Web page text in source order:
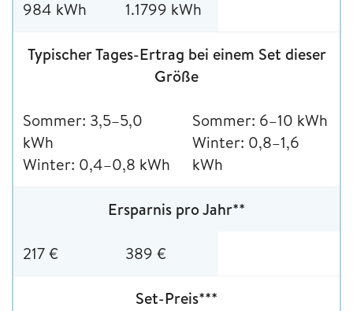
984 kWh 1.1799 kWh
Typischer Tages-Ertrag bei einem Set dieser
Größe
Sommer: 3,5–5,0
kWh
Winter: 0,4–0,8 kWh
Sommer: 6–10 kWh
Winter: 0,8–1,6
kWh
Ersparnis pro Jahr**
217 € 389 €
Set-Preis***